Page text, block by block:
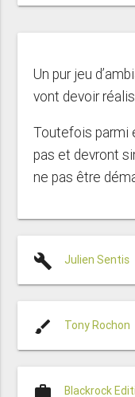
Un pur jeu
vont devoir
Toutefois parmi
pas et devront
ne pas être
build Julien Sentis
brush Tony Rochon
work Blackrock